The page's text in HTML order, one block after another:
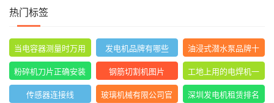
热门标签
当电容器测量时万用
表指针摆动后停止不
动
发电机品牌有哪些
油浸式潜水泵品牌十
大排名
粉碎机刀片正确安装
方法图
钢筋切割机图片
工地上用的电焊机一
般是直流还是交流
传感器连接线
玻璃机械有限公司官
深圳发电机租赁排名